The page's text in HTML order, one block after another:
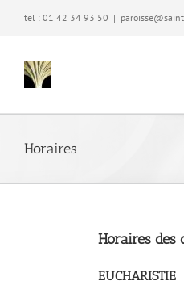
contenu
tel : 01 42 34 93 50 |
Horaires
Horaires des
EUCHARISTIE